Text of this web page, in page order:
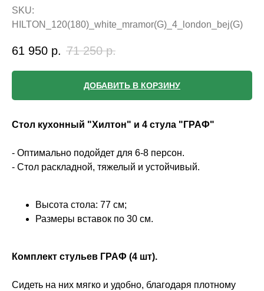
SKU:
HILTON_120(180)_white_mramor(G)_4_london_bej(G)
61 950 р. 71 250 р.
ДОБАВИТЬ В КОРЗИНУ
Стол кухонный "Хилтон" и 4 стула "ГРАФ"
- Оптимально подойдет для 6-8 персон.
- Стол раскладной, тяжелый и устойчивый.
Высота стола: 77 см;
Размеры вставок по 30 см.
Комплект стульев ГРАФ (4 шт).
Сидеть на них мягко и удобно, благодаря плотному